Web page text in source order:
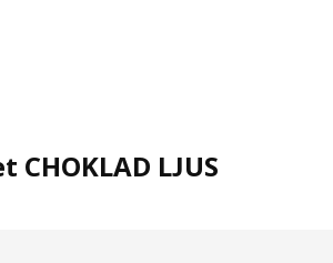
LJUS